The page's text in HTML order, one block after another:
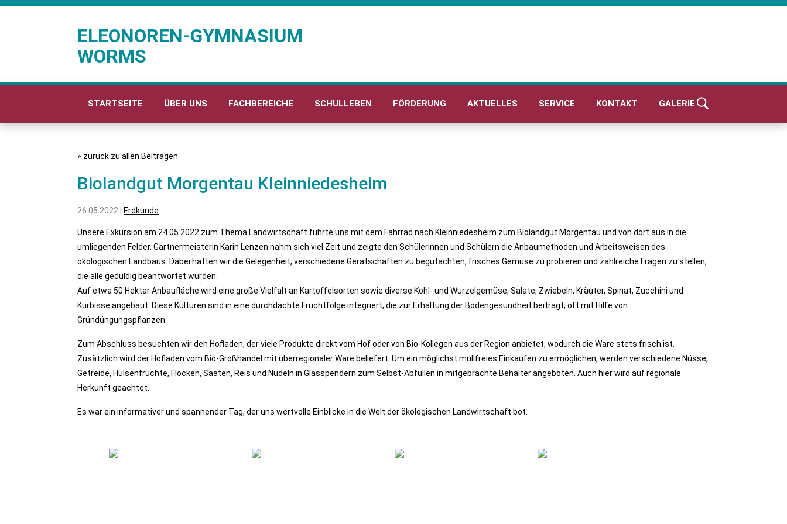
ELEONOREN-GYMNASIUM
WORMS
STARTSEITE ÜBER UNS FACHBEREICHE SCHULLEBEN FÖRDERUNG AKTUELLES SERVICE KONTAKT GALERIE
» zurück zu allen Beiträgen
Biolandgut Morgentau Kleinniedesheim
26.05.2022 | Erdkunde
Unsere Exkursion am 24.05.2022 zum Thema Landwirtschaft führte uns mit dem Fahrrad nach Kleinniedesheim zum Biolandgut Morgentau und von dort aus in die
umliegenden Felder. Gärtnermeisterin Karin Lenzen nahm sich viel Zeit und zeigte den Schülerinnen und Schülern die Anbaumethoden und Arbeitsweisen des
ökologischen Landbaus. Dabei hatten wir die Gelegenheit, verschiedene Gerätschaften zu begutachten, frisches Gemüse zu probieren und zahlreiche Fragen zu stellen,
die alle geduldig beantwortet wurden.
Auf etwa 50 Hektar Anbaufläche wird eine große Vielfalt an Kartoffelsorten sowie diverse Kohl- und Wurzelgemüse, Salate, Zwiebeln, Kräuter, Spinat, Zucchini und
Kürbisse angebaut. Diese Kulturen sind in eine durchdachte Fruchtfolge integriert, die zur Erhaltung der Bodengesundheit beiträgt, oft mit Hilfe von
Gründüngungspflanzen.
Zum Abschluss besuchten wir den Hofladen, der viele Produkte direkt vom Hof oder von Bio-Kollegen aus der Region anbietet, wodurch die Ware stets frisch ist.
Zusätzlich wird der Hofladen vom Bio-Großhandel mit überregionaler Ware beliefert. Um ein möglichst müllfreies Einkaufen zu ermöglichen, werden verschiedene Nüsse,
Getreide, Hülsenfrüchte, Flocken, Saaten, Reis und Nudeln in Glasspendern zum Selbst-Abfüllen in mitgebrachte Behälter angeboten. Auch hier wird auf regionale
Herkunft geachtet.
Es war ein informativer und spannender Tag, der uns wertvolle Einblicke in die Welt der ökologischen Landwirtschaft bot.